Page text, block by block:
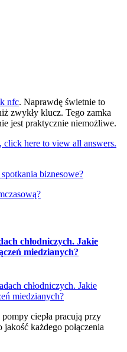
nfc. Naprawdę świetnie to
zwykły klucz. Tego zamka
jest praktycznie niemożliwe.
here to view all answers.
biznesowe?
chłodniczych. Jakie
miedzianych?
ciepła pracują przy
każdego połączenia